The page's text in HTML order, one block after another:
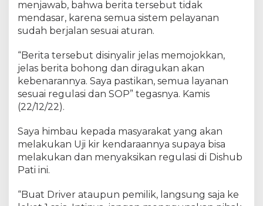
menjawab, bahwa berita tersebut tidak
mendasar, karena semua sistem pelayanan
sudah berjalan sesuai aturan.
“Berita tersebut disinyalir jelas memojokkan,
jelas berita bohong dan diragukan akan
kebenarannya. Saya pastikan, semua layanan
sesuai regulasi dan SOP” tegasnya. Kamis
(22/12/22).
Saya himbau kepada masyarakat yang akan
melakukan Uji kir kendaraannya supaya bisa
melakukan dan menyaksikan regulasi di Dishub
Pati ini.
“Buat Driver ataupun pemilik, langsung saja ke